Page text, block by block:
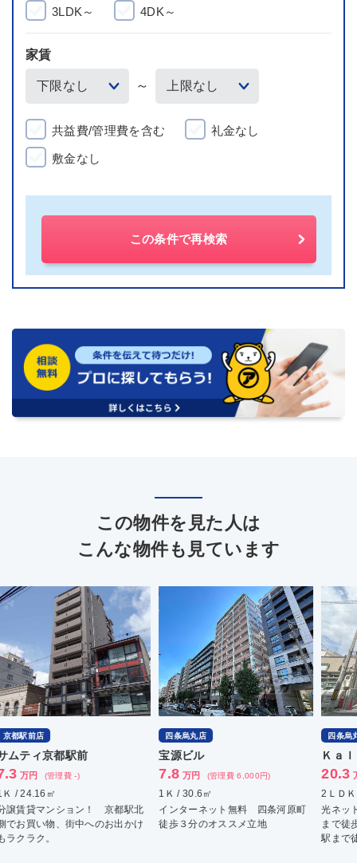
3LDK～ 4DK～
家賃
～
共益費/管理費を含む 礼金なし
敷金なし
この条件で再検索
この物件を見た人は
こんな物件も見ています
四条烏丸店
宝源ビル
7.8 万円 (管理費 6,000円)
1Ｋ / 30.6㎡
インターネット無料 四条河原町
徒歩３分のオススメ立地
四条烏丸店
Ｋａｌａｎ新町三条
20.3 万円 (管理費 8,000円)
2ＬＤＫ / 62.54㎡
光ネット無料 地下鉄烏丸御池駅
まで徒歩約６分 地下鉄烏丸御池
北
グ
4.7
1Ｋ
リ
広
用